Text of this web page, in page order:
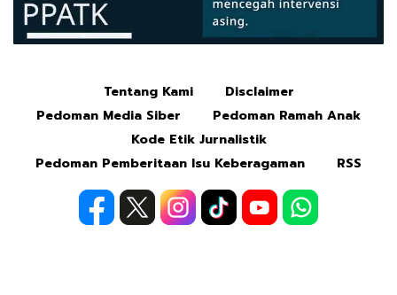
Tentang Kami
Disclaimer
Pedoman Media Siber
Pedoman Ramah Anak
Kode Etik Jurnalistik
Pedoman Pemberitaan Isu Keberagaman
RSS